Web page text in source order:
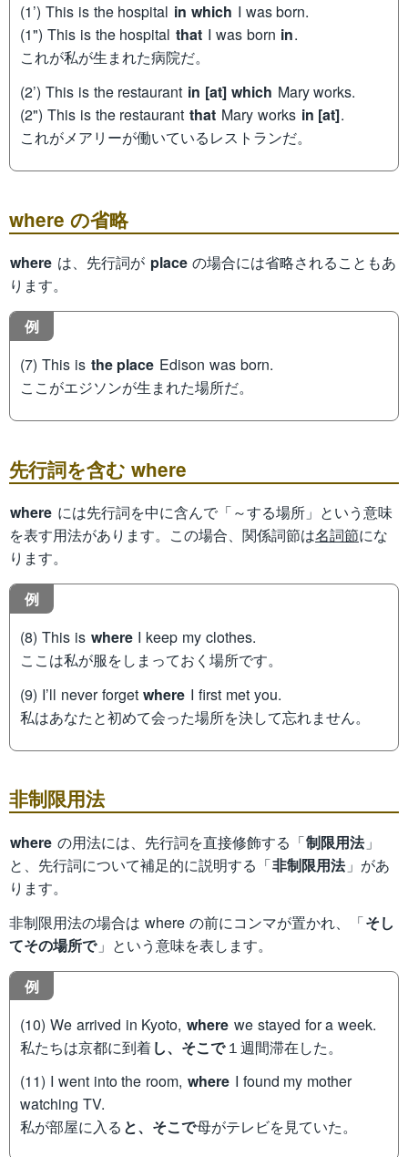
(1’) This is the hospital in which I was born.
(1") This is the hospital that I was born in.
これが私が生まれた病院だ。
(2’) This is the restaurant in [at] which Mary works.
(2") This is the restaurant that Mary works in [at].
これがメアリーが働いているレストランだ。
where の省略
where は、先行詞が place の場合には省略されることもあ
ります。
例
(7) This is the place Edison was born.
ここがエジソンが生まれた場所だ。
先行詞を含む where
where には先行詞を中に含んで「～する場所」という意味
を表す用法があります。この場合、関係詞節は名詞節にな
ります。
例
(8) This is where I keep my clothes.
ここは私が服をしまっておく場所です。
(9) I’ll never forget where I first met you.
私はあなたと初めて会った場所を決して忘れません。
非制限用法
where の用法には、先行詞を直接修飾する「制限用法」
と、先行詞について補足的に説明する「非制限用法 」があ
ります。
非制限用法の場合は where の前にコンマが置かれ、「そし
てその場所で 」という意味を表します。
例
(10) We arrived in Kyoto, where we stayed for a week.
私たちは京都に到着し、そこで １週間滞在した。
(11) I went into the room, where I found my mother
watching TV.
私が部屋に入る と、そこで母がテレビを見ていた。